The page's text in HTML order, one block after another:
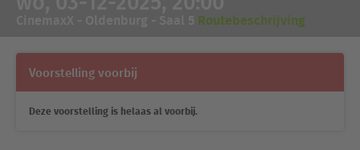
Routebeschrijving
Voorstelling voorbij
Deze voorstelling is helaas al voorbij.